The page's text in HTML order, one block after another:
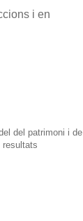
i en
del patrimoni i de
resultats